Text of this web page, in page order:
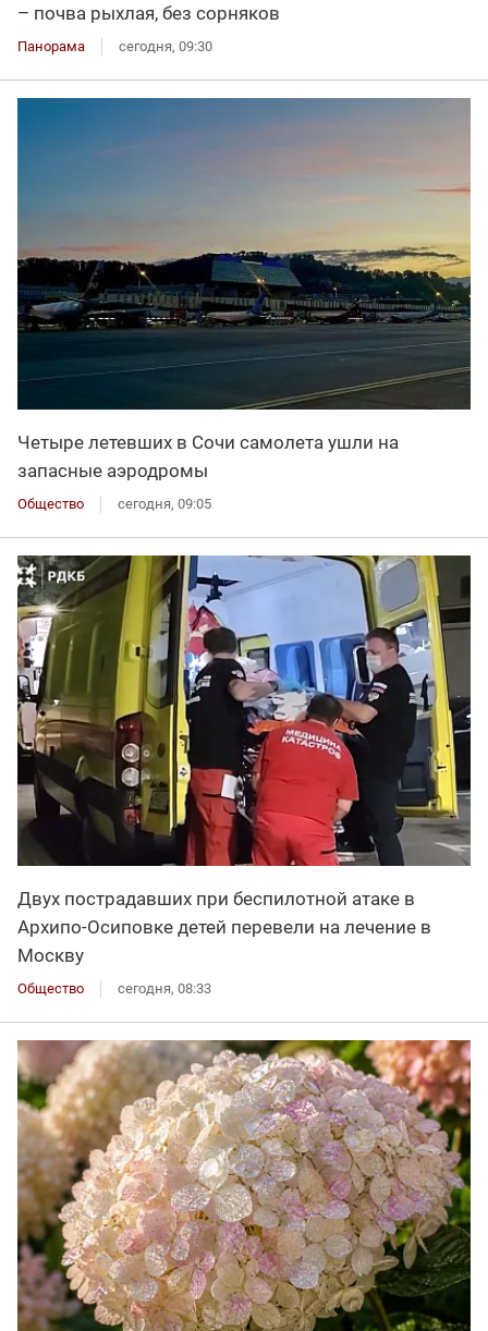
– почва рыхлая, без сорняков
Панорама сегодня, 09:30
Четыре летевших в Сочи самолета ушли на
запасные аэродромы
Общество сегодня, 09:05
Двух пострадавших при беспилотной атаке в
Архипо-Осиповке детей перевели на лечение в
Москву
Общество сегодня, 08:33